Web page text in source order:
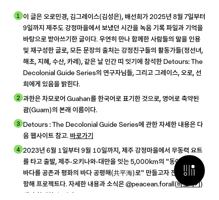
검색 열기
1
이 글은 오로민경, 김그레이스(김성은), 배선희가 2025년 8월 7일부터
9일까지 제주도 강정마을에서 보냈던 시간을 녹음 기록 파일과 기억을
바탕으로 받아쓰기한 글이다. 우연히 만나 함께한 사람들의 말을 인용
및 재구성한 글로, 모든 문장의 출처는 강정친구들의 활동가들(정선녀,
해초, 지혜, 수산, 카레), 같은 날 인간 띠 잇기에 참석한 Detours: The
Decolonial Guide Series의 연구자님들, 그리고 그레이스, 오로, 선
희에게 있음을 밝힌다.
2 과한은 차모로어 Guahan를 한국어로 표기한 것으로, 영어로 축약된
괌(Guam)의 본래 이름이다.
3 Detours : The Decolonial Guide Series에 관한 자세한 내용은 다
음 웹사이트 참고. 바로가기
4 2023년 6월 1일부터 9월 10일까지, 제주 강정마을에서 무동력 요트
를 타고 출발, 제주-오키나와-대만을 잇는 5,000km의 "동아시아의
바다를 공존과 평화의 바다 공평해(共平海)로" 만들고자 진행된 요트
항해 프로젝트다. 자세한 내용과 소식은 @peacean.forall(바로가기)
에서 확인할 수 있다.